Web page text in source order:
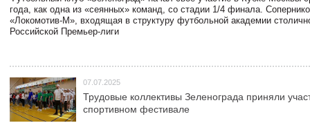
года, как одна из «сеянных» команд, со стадии 1/4 финала.
«Локомотив-М», входящая в структуру футбольной академии
Российской Премьер-лиги
07.07.2025
Трудовые коллективы Зеленограда приняли
спортивном фестивале